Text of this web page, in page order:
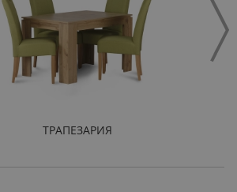
ТРАПЕЗАРИЯ